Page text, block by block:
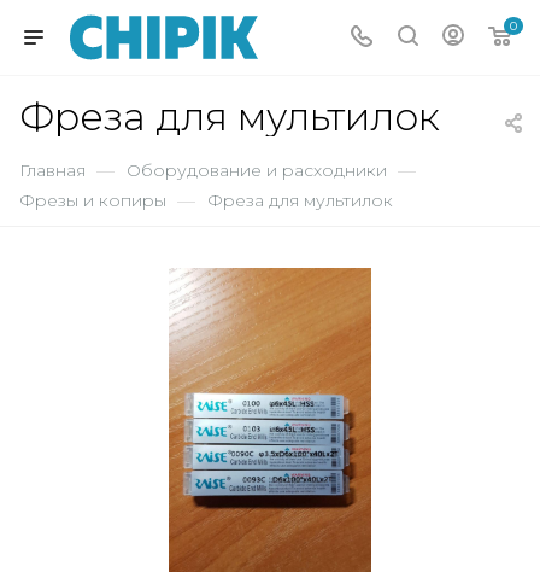
0
Фреза для мультилок
Главная — Оборудование и расходники —
Фрезы и копиры — Фреза для мультилок